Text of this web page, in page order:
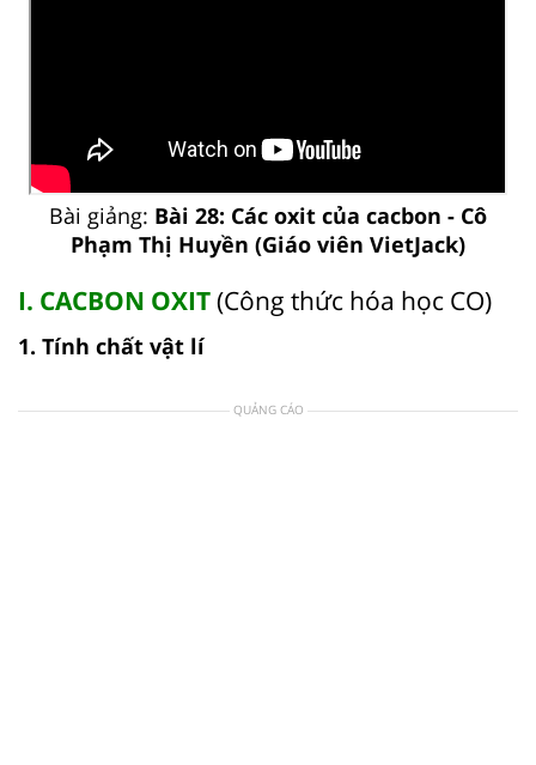
Bài giảng: Bài 28: Các oxit của cacbon - Cô
Phạm Thị Huyền (Giáo viên VietJack)
I. CACBON OXIT(Công thức hóa học CO)
1. Tính chất vật lí
QUẢNG CÁO